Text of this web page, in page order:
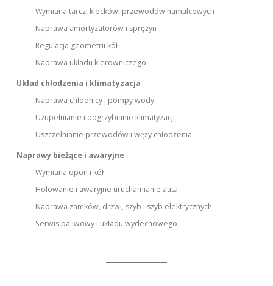
Wymiana tarcz, klocków, przewodów hamulcowych
Naprawa amortyzatorów i sprężyn
Regulacja geometrii kół
Naprawa układu kierowniczego
Układ chłodzenia i klimatyzacja
Naprawa chłodnicy i pompy wody
Uzupełnianie i odgrzybianie klimatyzacji
Uszczelnianie przewodów i węży chłodzenia
Naprawy bieżące i awaryjne
Wymiana opon i kół
Holowanie i awaryjne uruchamianie auta
Naprawa zamków, drzwi, szyb i szyb elektrycznych
Serwis paliwowy i układu wydechowego